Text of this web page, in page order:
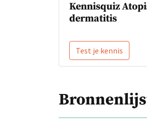
Kennisquiz
dermatitis
Test je kennis